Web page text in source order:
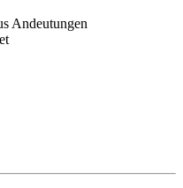
Andeutungen